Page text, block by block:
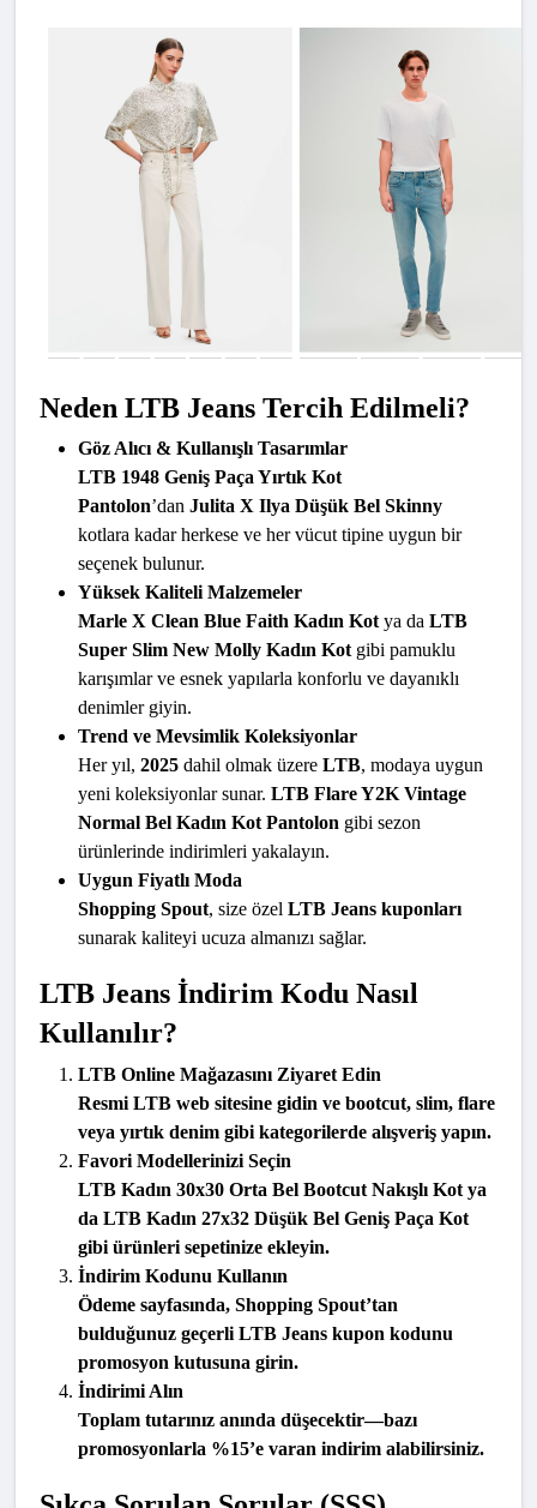
Neden LTB Jeans Tercih Edilmeli?
Göz Alıcı & Kullanışlı Tasarımlar
LTB 1948 Geniş Paça Yırtık Kot
Pantolon’dan Julita X Ilya Düşük Bel Skinny
kotlara kadar herkese ve her vücut tipine uygun bir
seçenek bulunur.
Yüksek Kaliteli Malzemeler
Marle X Clean Blue Faith Kadın Kot ya da LTB
Super Slim New Molly Kadın Kot gibi pamuklu
karışımlar ve esnek yapılarla konforlu ve dayanıklı
denimler giyin.
Trend ve Mevsimlik Koleksiyonlar
Her yıl, 2025 dahil olmak üzere LTB, modaya uygun
yeni koleksiyonlar sunar. LTB Flare Y2K Vintage
Normal Bel Kadın Kot Pantolon gibi sezon
ürünlerinde indirimleri yakalayın.
Uygun Fiyatlı Moda
Shopping Spout, size özel LTB Jeans kuponları
sunarak kaliteyi ucuza almanızı sağlar.
LTB Jeans İndirim Kodu Nasıl
Kullanılır?
LTB Online Mağazasını Ziyaret Edin
Resmi LTB web sitesine gidin ve bootcut, slim, flare
veya yırtık denim gibi kategorilerde alışveriş yapın.
Favori Modellerinizi Seçin
LTB Kadın 30x30 Orta Bel Bootcut Nakışlı Kot ya
da LTB Kadın 27x32 Düşük Bel Geniş Paça Kot
gibi ürünleri sepetinize ekleyin.
İndirim Kodunu Kullanın
Ödeme sayfasında, Shopping Spout’tan
bulduğunuz geçerli LTB Jeans kupon kodunu
promosyon kutusuna girin.
İndirimi Alın
Toplam tutarınız anında düşecektir—bazı
promosyonlarla %15’e varan indirim alabilirsiniz.